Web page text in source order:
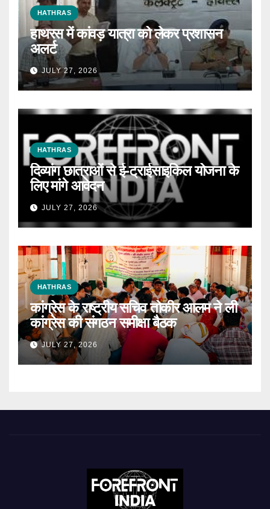
HATHRAS
हाथरस में कांवड़ यात्रा को लेकर प्रशासन
अलर्ट
JULY 27, 2026
HATHRAS
दिव्यांग छात्राओं से ई-ट्राईसाइकिल योजना के
लिए मांगे आवेदन
JULY 27, 2026
HATHRAS
कांग्रेस के राष्ट्रीय सचिव तोकीर आलम ने ली
कांग्रेस की संगठन समीक्षा बैठक
JULY 27, 2026